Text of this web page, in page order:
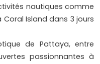
nautiques comme
Island dans 3 jours
de Pattaya, entre
passionnantes à